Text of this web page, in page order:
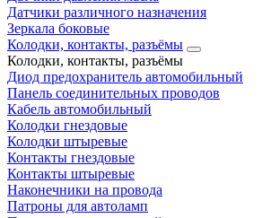
Датчики различного назначения
Зеркала боковые
Колодки, контакты, разъёмы
Колодки, контакты, разъёмы
Диод предохранитель автомобильный
Панель соединительных проводов
Кабель автомобильный
Колодки гнездовые
Колодки штыревые
Контакты гнездовые
Контакты штыревые
Наконечники на провода
Патроны для автоламп